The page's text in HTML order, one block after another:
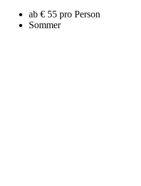
ab € 55 pro Person
Sommer